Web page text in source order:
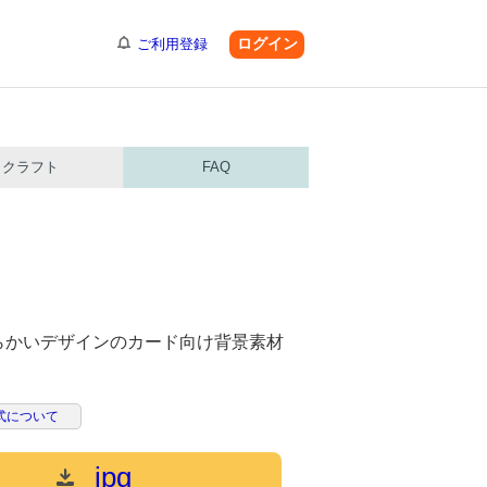
ご利用登録 ログイン
クラフト FAQ
かいデザインのカード向け背景素材
について
jpg